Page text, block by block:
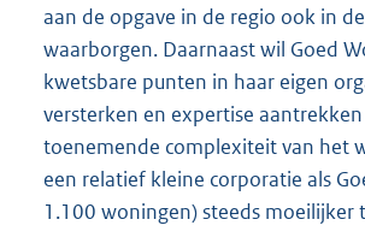
aan de opgave in de regio ook in
waarborgen. Daarnaast wil Goed
kwetsbare punten in haar eigen
versterken en expertise
toenemende complexiteit van het
een relatief kleine corporatie als
1.100 woningen) steeds moeilijker